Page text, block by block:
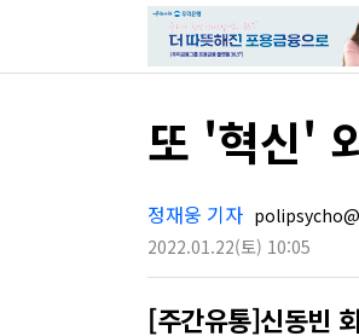
또 '혁신'
정재웅 기자
2022.01.22(토) 10:05
[주간유통]신동빈